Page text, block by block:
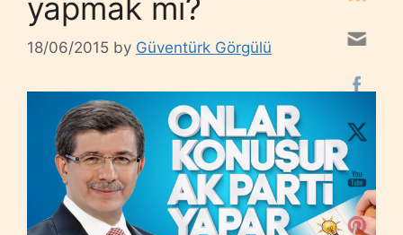
yapmak mı?
18/06/2015 by Güventürk Görgülü